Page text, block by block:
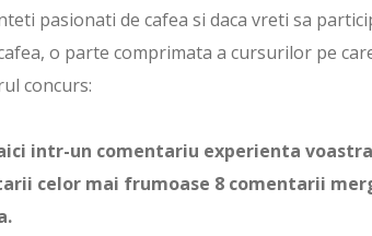
pasionati de cafea si daca vreti sa
o parte comprimata a cursurilor pe
concurs:
intr-un comentariu experienta
celor mai frumoase 8 comentarii